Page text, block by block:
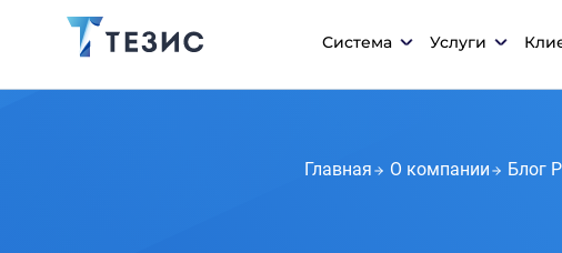
Система Услуги
Главная О компании Блог